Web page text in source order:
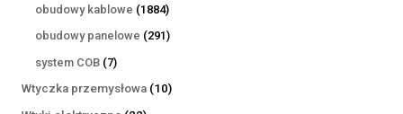
obudowy kablowe 18841884
produkty
obudowy panelowe 291291
system COB 77
produktów
Wtyczka przemysłowa 1010